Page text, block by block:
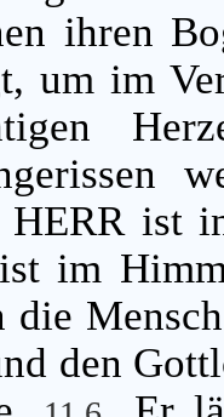
ihren
um im
HERR ist
im
die
den